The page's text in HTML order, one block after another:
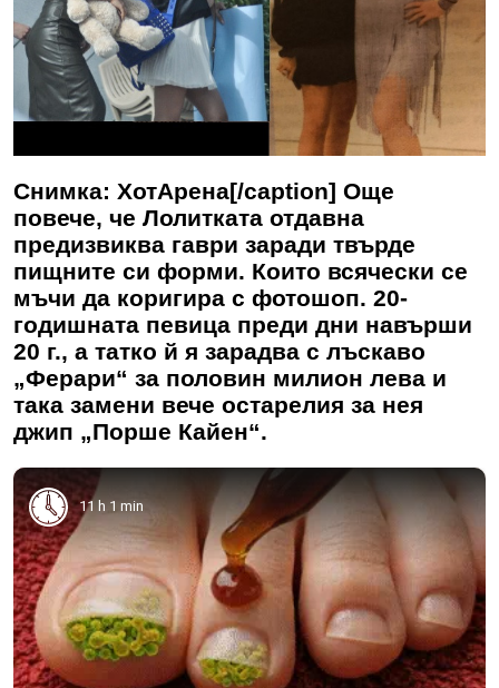
Снимка: ХотАрена[/caption] Още
повече, че Лолитката отдавна
предизвиква гаври заради твърде
пищните си форми. Които всячески се
мъчи да коригира с фотошоп. 20-
годишната певица преди дни навърши
20 г., а татко й я зарадва с лъскаво
„Ферари“ за половин милион лева и
така замени вече остарелия за нея
джип „Порше Кайен“.
11 h 1 min